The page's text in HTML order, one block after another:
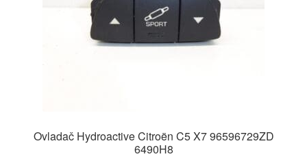
Ovladač Hydroactive Citroën C5 X7 96596729ZD
6490H8